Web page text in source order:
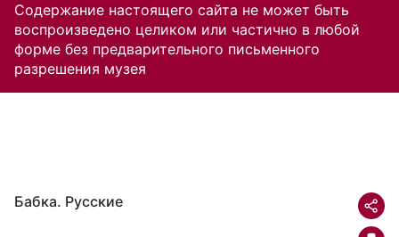
Содержание настоящего сайта не может быть
воспроизведено целиком или частично в любой
форме без предварительного письменного
разрешения музея
Бабка. Русские